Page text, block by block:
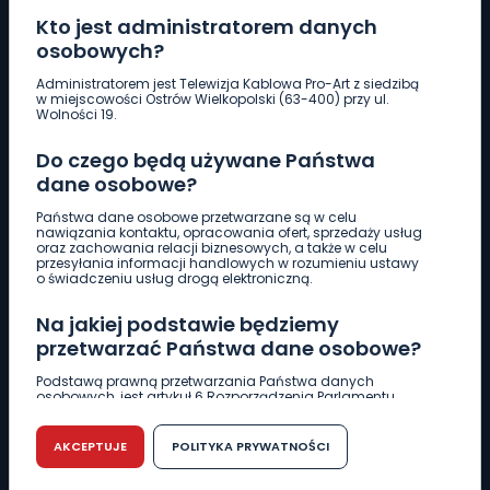
Kto jest administratorem danych
osobowych?
Administratorem jest Telewizja Kablowa Pro-Art z siedzibą
w miejscowości Ostrów Wielkopolski (63-400) przy ul.
Wolności 19.
Do czego będą używane Państwa
dane osobowe?
Państwa dane osobowe przetwarzane są w celu
nawiązania kontaktu, opracowania ofert, sprzedaży usług
oraz zachowania relacji biznesowych, a także w celu
przesyłania informacji handlowych w rozumieniu ustawy
o świadczeniu usług drogą elektroniczną.
Na jakiej podstawie będziemy
przetwarzać Państwa dane osobowe?
Podstawą prawną przetwarzania Państwa danych
osobowych, jest artykuł 6 Rozporządzenia Parlamentu
r. w sprawie ochrony osób fizycznych w związku z
przetwarzaniem danych osobowych w sprawie
swobodnego przepływu takich danych oraz uchylenia
dyrektywy 95/46/WE (RODO).
AKCEPTUJE POLITYKA PRYWATNOŚCI
Pobierz logotyp
661 997 997
REDAKCJA
62 735 22 22redakcja@wlkp24.info
DZIAŁ REKLAMY
62 735 01 85 reklama@wlkp24.info
WIADOMOŚCI
CIEKAWOSTKI